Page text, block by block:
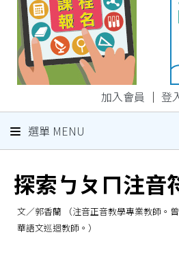
加入會員 ｜ 登
選單 MENU
探索ㄅㄆㄇ注音
文／郭香蘭 （注音正音教學專業教師。
華語文巡迴教師。）